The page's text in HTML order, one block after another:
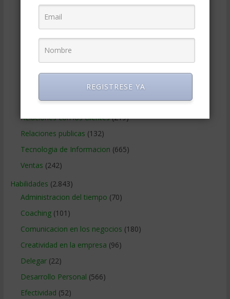
Marketing Digital(247)
Métodos Gerenciales
Negocios Internacionales(2.257)
Negocios Online
Recursos Humanos(865)
Relaciones con los clientes(219)
Relaciones publicas (132)
Tecnologia de Informacion (665)
Ventas (242)
Habilidades (2.843)
Administracion del tiempo (70)
Coaching(101)
Comunicacion en los negocios (180)
Creatividad en la empresa (96)
Delegar(22)
Desarrollo Personal (566)
Efectividad (52)
REGISTRESE YA